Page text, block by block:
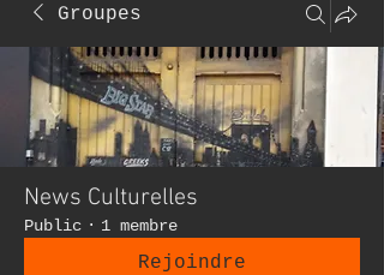
Groupes
News Culturelles
Public · 1 membre
Rejoindre